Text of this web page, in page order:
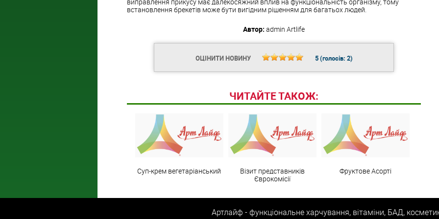
встановлення брекетів може бути вигідним рішенням для багатьох людей.
Автор: admin Artlife
ОЦІНИТИ НОВИНУ 5(голосів: 2)
ЧИТАЙТЕ ТАКОЖ:
Суп-крем вегетаріанський
Візит представників
Єврокомісії
Фруктове Асорті
Артлайф - функціональне харчування, вітаміни, БАД,